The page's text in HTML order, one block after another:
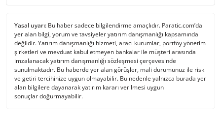
Yasal uyarı: Bu haber sadece bilgilendirme amaçlıdır. Paratic.com’da
yer alan bilgi, yorum ve tavsiyeler yatırım danışmanlığı kapsamında
değildir. Yatırım danışmanlığı hizmeti, aracı kurumlar, portföy yönetim
şirketleri ve mevduat kabul etmeyen bankalar ile müşteri arasında
imzalanacak yatırım danışmanlığı sözleşmesi çerçevesinde
sunulmaktadır. Bu haberde yer alan görüşler, mali durumunuz ile risk
ve getiri tercihinize uygun olmayabilir. Bu nedenle yalnızca burada yer
alan bilgilere dayanarak yatırım kararı verilmesi uygun
sonuçlar doğurmayabilir.